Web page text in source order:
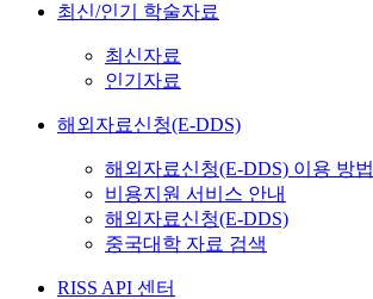
최신/인기 학술자료
최신자료
인기자료
해외자료신청(E-DDS)
해외자료신청(E-DDS) 이용 방법
비용지원 서비스 안내
해외자료신청(E-DDS)
중국대학 자료 검색
RISS API 센터